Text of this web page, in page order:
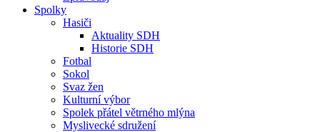
Spolky
Hasiči
Aktuality SDH
Historie SDH
Fotbal
Sokol
Svaz žen
Kulturní výbor
Spolek přátel větrného mlýna
Myslivecké sdružení